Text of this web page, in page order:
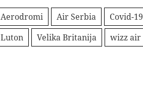
Aerodromi Air Serbia Covid-19
Luton
Velika Britanija wizz air